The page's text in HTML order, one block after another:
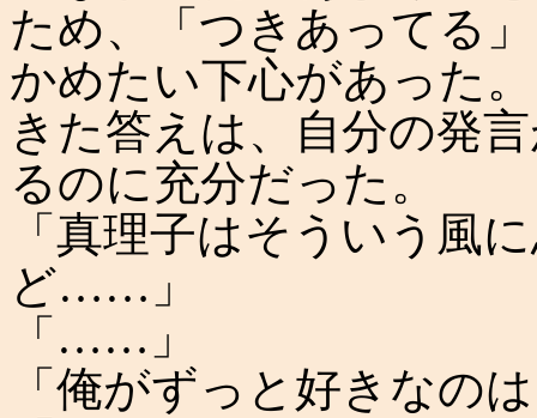
ため、「つきあってる
かめたい下心があった
きた答えは、自分の発
るのに充分だった。
「真理子はそういう風
ど……」
「……」
「俺がずっと好きな